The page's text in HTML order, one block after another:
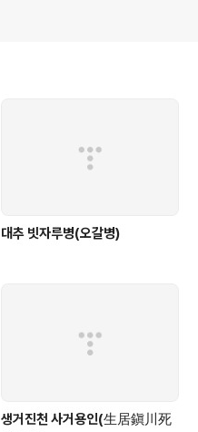
대추 빗자루병(오갈병)
생거진천 사거용인(生居鎭川死